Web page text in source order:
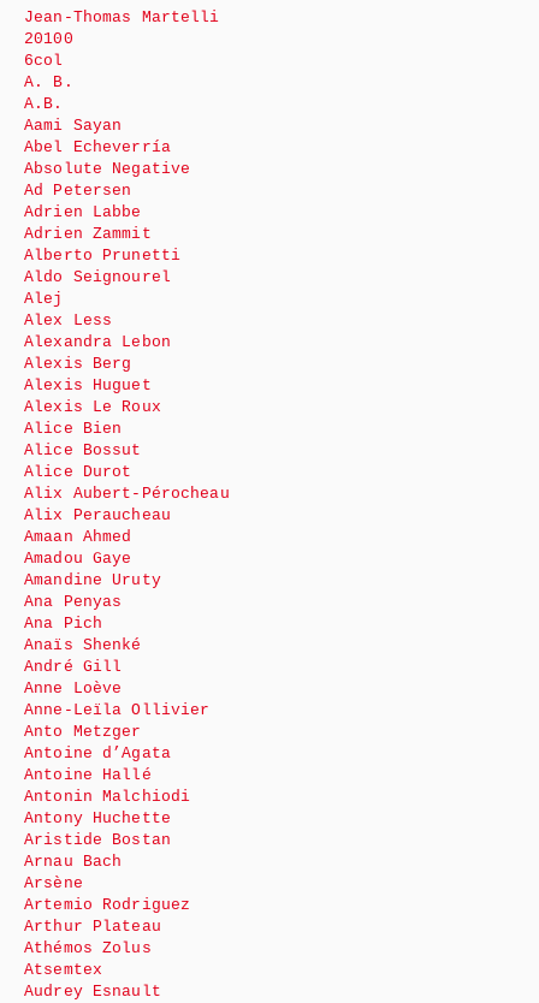
Jean-Thomas Martelli
20100
6col
A. B.
A.B.
Aami Sayan
Abel Echeverría
Absolute Negative
Ad Petersen
Adrien Labbe
Adrien Zammit
Alberto Prunetti
Aldo Seignourel
Alej
Alex Less
Alexandra Lebon
Alexis Berg
Alexis Huguet
Alexis Le Roux
Alice Bien
Alice Bossut
Alice Durot
Alix Aubert-Pérocheau
Alix Peraucheau
Amaan Ahmed
Amadou Gaye
Amandine Uruty
Ana Penyas
Ana Pich
Anaïs Shenké
André Gill
Anne Loève
Anne-Leïla Ollivier
Anto Metzger
Antoine d’Agata
Antoine Hallé
Antonin Malchiodi
Antony Huchette
Aristide Bostan
Arnau Bach
Arsène
Artemio Rodriguez
Arthur Plateau
Athémos Zolus
Atsemtex
Audrey Esnault